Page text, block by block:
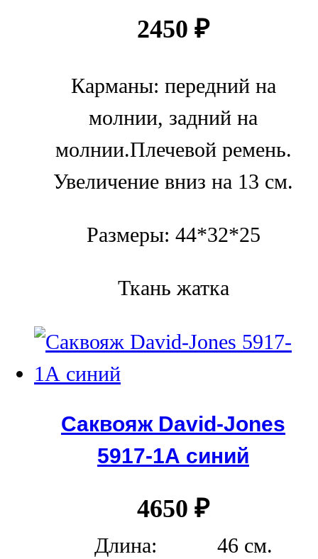
2450 ₽
Карманы: передний на
молнии, задний на
молнии.Плечевой ремень.
Увеличение вниз на 13 см.
Размеры: 44*32*25
Ткань жатка
Саквояж David-Jones
5917-1А синий
4650 ₽
Длина:
46 см.